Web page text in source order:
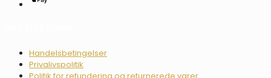
Handelsbetingelser
Privalivspolitik